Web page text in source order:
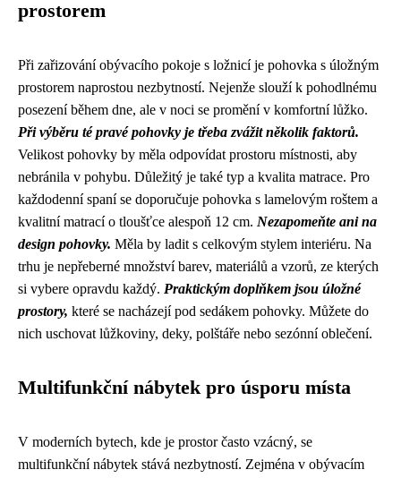
prostorem
Při zařizování obývacího pokoje s ložnicí je pohovka s úložným
prostorem naprostou nezbytností. Nejenže slouží k pohodlnému
posezení během dne, ale v noci se promění v komfortní lůžko.
Při výběru té pravé pohovky je třeba zvážit několik faktorů.
Velikost pohovky by měla odpovídat prostoru místnosti, aby
nebránila v pohybu. Důležitý je také typ a kvalita matrace. Pro
každodenní spaní se doporučuje pohovka s lamelovým roštem a
kvalitní matrací o tloušťce alespoň 12 cm. Nezapomeňte ani na
design pohovky. Měla by ladit s celkovým stylem interiéru. Na
trhu je nepřeberné množství barev, materiálů a vzorů, ze kterých
si vybere opravdu každý. Praktickým doplňkem jsou úložné
prostory, které se nacházejí pod sedákem pohovky. Můžete do
nich uschovat lůžkoviny, deky, polštáře nebo sezónní oblečení.
Multifunkční nábytek pro úsporu místa
V moderních bytech, kde je prostor často vzácný, se
multifunkční nábytek stává nezbytností. Zejména v obývacím